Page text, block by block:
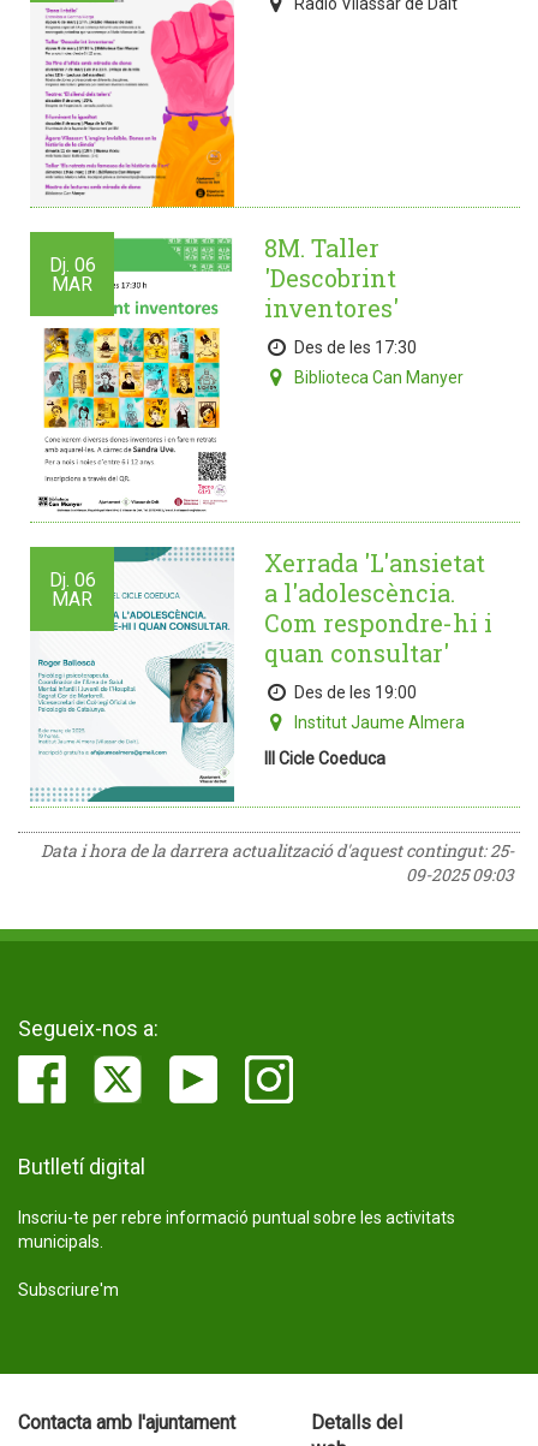
Dj. 06
MAR
8M. Taller
'Descobrint
inventores'
Des de les 17:30
Biblioteca Can Manyer
Dj. 06
MAR
Xerrada 'L'ansietat
a l'adolescència.
Com respondre-hi i
quan consultar'
Des de les 19:00
Institut Jaume Almera
III Cicle Coeduca
Data i hora de la darrera actualització d'aquest contingut:25-
09-2025 09:03
Segueix-nos a:
Butlletí digital
Inscriu-te per rebre informació puntual sobre les activitats
municipals.
Subscriure'm
Contacta amb l'ajuntament
Detalls del